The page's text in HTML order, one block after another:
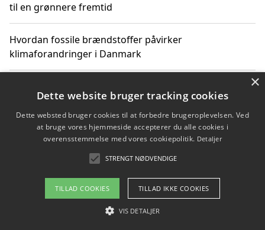
til en grønnere fremtid
Hvordan fossile brændstoffer påvirker
klimaforandringer i Danmark
klimaændringer
Hvordan citater om fossile brændstoffer kan ændre
Copyright 2026 - Pilanto Aps
Om / kontakt
×
Dette website bruger tracking cookies
Dette websted bruger cookies til at forbedre brugeroplevelsen. Ved
at bruge vores hjemmeside accepterer du alle cookies i
overensstemmelse med vores cookiepolitik. Detaljer
STRENGT NØDVENDIGE
TILLAD COOKIES TILLAD IKKE COOKIES
VIS DETALJER